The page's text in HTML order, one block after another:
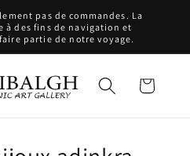
pas de commandes. La
à des fins de navigation et
partie de notre voyage.
Panier